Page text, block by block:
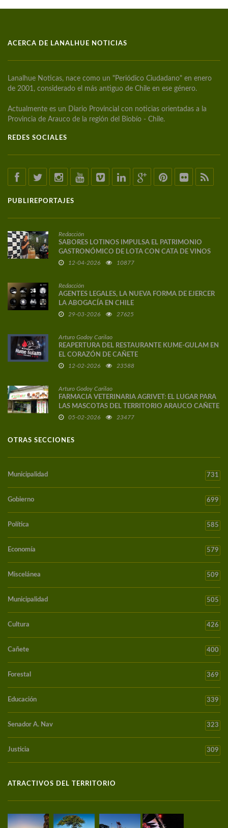
ACERCA DE LANALHUE NOTICIAS
Lanalhue Noticas, nace como un "Periódico Ciudadano" en enero
de 2001, considerado el más antiguo de Chile en ese género.
Actualmente es un Diario Provincial con noticias orientadas a la
Provincia de Arauco de la región del Biobío - Chile.
REDES SOCIALES
PUBLIREPORTAJES
Redacción
SABORES LOTINOS IMPULSA EL PATRIMONIO
GASTRONÓMICO DE LOTA CON CATA DE VINOS
DE AUTOR
12-04-2026 10877
Redacción
AGENTES LEGALES, LA NUEVA FORMA DE EJERCER
LA ABOGACÍA EN CHILE
29-03-2026 27625
Arturo Godoy Carilao
REAPERTURA DEL RESTAURANTE KUME-GULAM EN
EL CORAZÓN DE CAÑETE
12-02-2026 23588
Arturo Godoy Carilao
FARMACIA VETERINARIA AGRIVET: EL LUGAR PARA
LAS MASCOTAS DEL TERRITORIO ARAUCO CAÑETE
05-02-2026 23477
OTRAS SECCIONES
Municipalidad 731
Gobierno 699
Política 585
Economía 579
Miscelánea 509
Municipalidad 505
Cultura 426
Cañete 400
Forestal 369
Educación 339
Senador A. Nav 323
Justicia 309
ATRACTIVOS DEL TERRITORIO